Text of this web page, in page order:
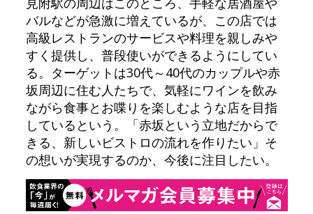
バルなどが急激に増えているが、この店では
高級レストランのサービスや料理を親しみや
すく提供し、普段使いができるようにしてい
る。ターゲットは30代～40代のカップルや赤
坂周辺に住む人たちで、気軽にワインを飲み
ながら食事とお喋りを楽しむような店を目指
しているという。「赤坂という立地だからで
きる、新しいビストロの流れを作りたい」そ
の想いが実現するのか、今後に注目したい。